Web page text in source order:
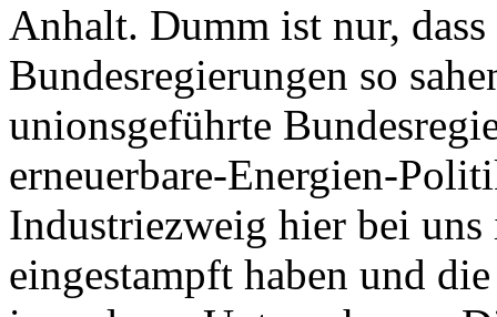
Anhalt. Dumm ist nur,
Bundesregierungen so
unionsgeführte
erneuerbare-Energien-
Industriezweig hier bei
eingestampft haben und